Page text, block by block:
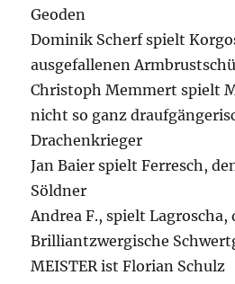
Geoden
Dominik Scherf spielt
ausgefallenen
Christoph Memmert spielt
nicht so ganz
Drachenkrieger
Jan Baier spielt Ferresch,
Söldner
Andrea F., spielt Lagroscha,
Brilliantzwergische
MEISTER ist Florian Schulz